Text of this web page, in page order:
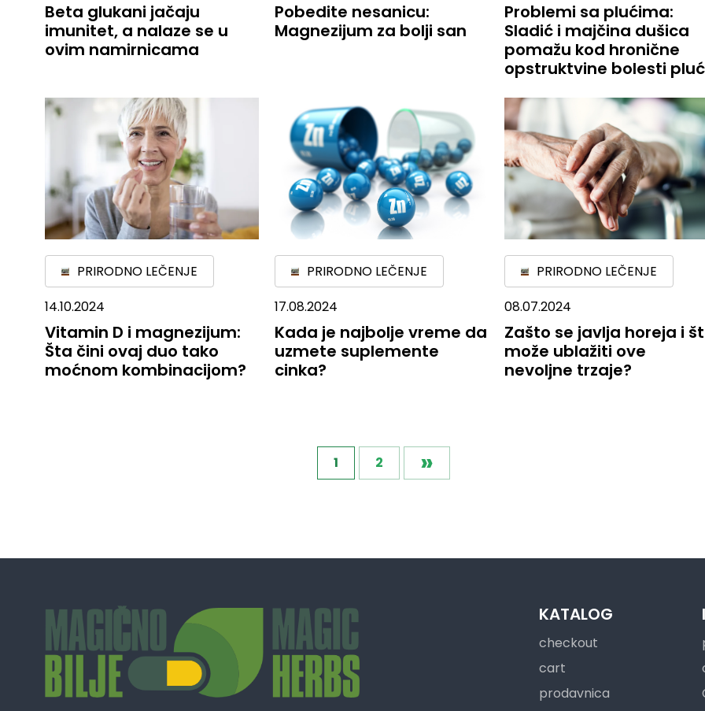
Beta glukani jačaju
imunitet, a nalaze se u
ovim namirnicama
Pobedite nesanicu:
Magnezijum za bolji san
Problemi sa plućima:
Sladić i majčina dušica
pomažu kod hronične
opstruktvine bolesti
PRIRODNO LEČENJE
14.10.2024
Vitamin D i magnezijum:
Šta čini ovaj duo tako
moćnom kombinacijom?
PRIRODNO LEČENJE
17.08.2024
Kada je najbolje vreme da
uzmete suplemente
cinka?
PRIRODNO LEČENJE
08.07.2024
Zašto se javlja horeja i
može ublažiti ove
nevoljne trzaje?
1 2 »
KATALOG
checkout
cart
prodavnica